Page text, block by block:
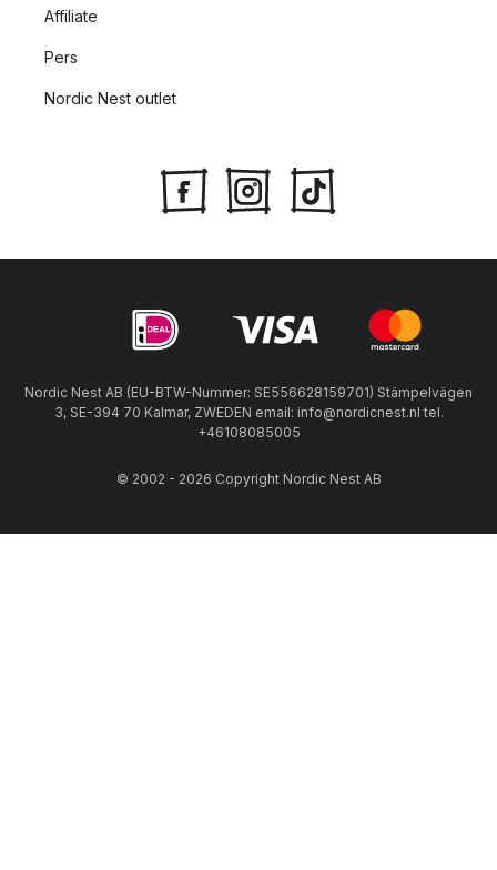
Affiliate
Pers
Nordic Nest outlet
Nordic Nest AB (EU-BTW-Nummer: SE556628159701) Stämpelvägen
3, SE-394 70 Kalmar, ZWEDEN email: info@nordicnest.nl tel.
+46108085005
© 2002 - 2026 Copyright Nordic Nest AB